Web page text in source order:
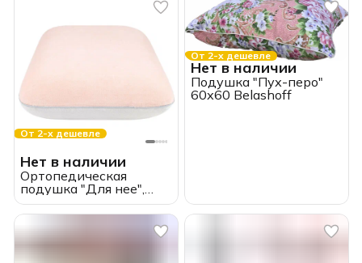
От 2-х дешевле
Нет в наличии
Ортопедическая
подушка "Для нее",
60*40*13, с эффектом
памяти,
ИвШвейСтандарт
От 2-х дешевле
Нет в наличии
Подушка "Пух-перо"
60х60 Belashoff